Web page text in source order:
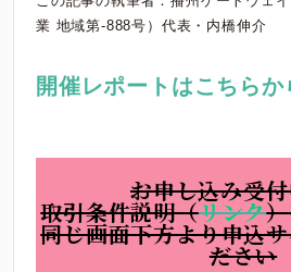
業 地域第-888号）代表・内橋伸介
開催レポートはこちら
お申し込み受
取引条件説明（リンク
同じ画面下方より申込
ださい